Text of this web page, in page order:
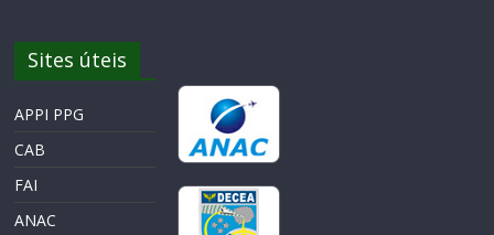
Sites úteis
APPI PPG
CAB
FAI
ANAC